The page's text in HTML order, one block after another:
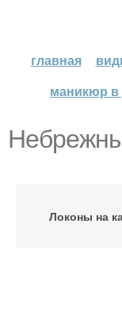
главная
маникюр
Локоны на